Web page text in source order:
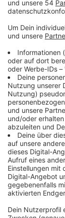
Anzeige
ein
Apotheken in
der
Coronaregeln
Druck auf
falsche
Möglichkeiten
bestätigt
Für die
einfach, die
der Echtheit
Impfpass
Nordrhein.
zu fälschen